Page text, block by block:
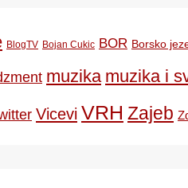
BlogTV Bojan Cukic BOR Borsko
muzika muzika i
Vicevi VRH Zajeb